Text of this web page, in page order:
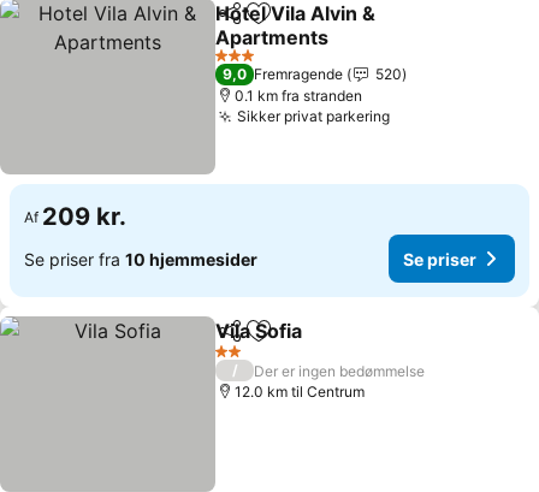
Del Føj til favoritter
Hotel Vila Alvin &
Apartments
3 Stjerner
9,0 Fremragende
520
0.1 km fra stranden
Sikker privat parkering
Af 209 kr.
Se priser fra 10 hjemmesider Se priser
Del Føj til favoritter
Vila Sofia
2 Stjerner
/
Der er ingen bedømmelse
12.0 km til Centrum